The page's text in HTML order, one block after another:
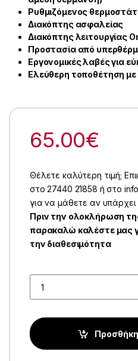
Ρυθμιζόμενος
Διακόπτης ασφαλείας
Διακόπτης λειτουργίας
Προστασία από
Εργονομικές λαβές για
Ελεύθερη τοποθέτηση
65.00€
Θέλετε καλύτερη τιμή;
στο 27440 21858 ή στο
για να μάθετε αν
Πριν την ολοκλήρωση
παρακαλώ καλέστε μας
την διαθεσιμότητα